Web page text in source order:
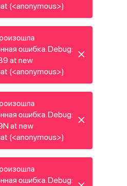
(<anonymous>)
ошибка. Debug:
at new
(<anonymous>)
ошибка. Debug:
at new
(<anonymous>)
ошибка. Debug: